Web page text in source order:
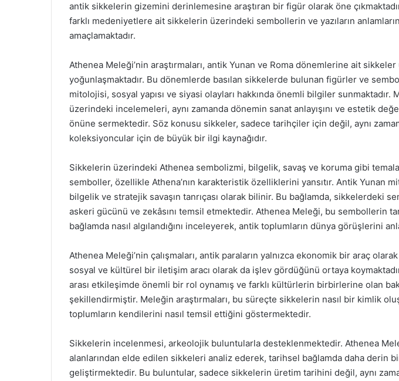
antik sikkelerin gizemini derinlemesine araştıran bir figür olarak öne
farklı medeniyetlere ait sikkelerin üzerindeki sembollerin ve yazıların
amaçlamaktadır.
Athenea Meleği’nin araştırmaları, antik Yunan ve Roma dönemlerine ait
yoğunlaşmaktadır. Bu dönemlerde basılan sikkelerde bulunan figürler ve
mitolojisi, sosyal yapısı ve siyasi olayları hakkında önemli bilgiler sunmaktadır.
üzerindeki incelemeleri, aynı zamanda dönemin sanat anlayışını ve estetik
önüne sermektedir. Söz konusu sikkeler, sadece tarihçiler için değil, aynı
koleksiyoncular için de büyük bir ilgi kaynağıdır.
Sikkelerin üzerindeki Athenea sembolizmi, bilgelik, savaş ve koruma gibi
semboller, özellikle Athena’nın karakteristik özelliklerini yansıtır. Antik Yunan
bilgelik ve stratejik savaşın tanrıçası olarak bilinir. Bu bağlamda, sikkelerdeki
askeri gücünü ve zekâsını temsil etmektedir. Athenea Meleği, bu sembollerin
bağlamda nasıl algılandığını inceleyerek, antik toplumların dünya görüşlerini
Athenea Meleği’nin çalışmaları, antik paraların yalnızca ekonomik bir araç
sosyal ve kültürel bir iletişim aracı olarak da işlev gördüğünü ortaya
arası etkileşimde önemli bir rol oynamış ve farklı kültürlerin birbirlerine olan
şekillendirmiştir. Meleğin araştırmaları, bu süreçte sikkelerin nasıl bir kimlik
toplumların kendilerini nasıl temsil ettiğini göstermektedir.
Sikkelerin incelenmesi, arkeolojik buluntularla desteklenmektedir. Athenea
alanlarından elde edilen sikkeleri analiz ederek, tarihsel bağlamda daha derin
geliştirmektedir. Bu buluntular, sadece sikkelerin üretim tarihini değil, aynı